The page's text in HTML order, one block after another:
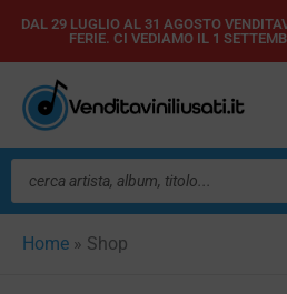
Vai
contenuto
DAL 29 LUGLIO AL 31 AGOSTO
FERIE. CI VEDIAMO IL 1
Ricerca
prodotti
Home » Shop